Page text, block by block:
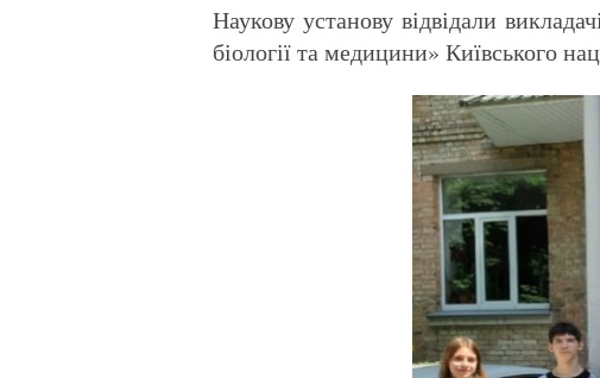
Наукову установу відвідали
біології та медицини» Київського